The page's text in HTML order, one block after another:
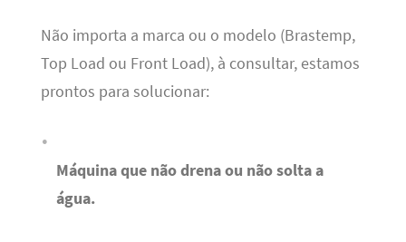
Não importa a marca ou o modelo (Brastemp,
Top Load ou Front Load), à consultar, estamos
prontos para solucionar:
Máquina que não drena ou não solta a
água.